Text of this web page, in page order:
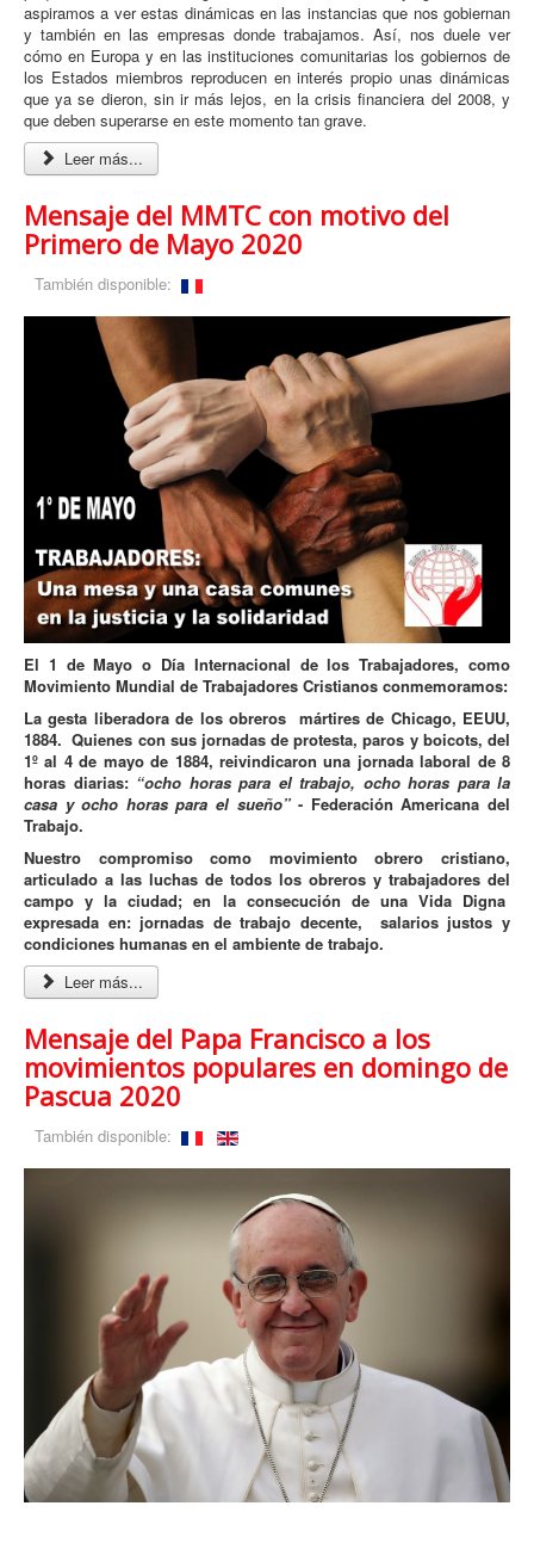
aspiramos a ver estas dinámicas en las instancias que nos gobiernan
y también en las empresas donde trabajamos. Así, nos duele ver
cómo en Europa y en las instituciones comunitarias los gobiernos de
los Estados miembros reproducen en interés propio unas dinámicas
que ya se dieron, sin ir más lejos, en la crisis financiera del 2008, y
que deben superarse en este momento tan grave.
Leer más...
Mensaje del MMTC con motivo del
Primero de Mayo 2020
También disponible:
El 1 de Mayo o Día Internacional de los Trabajadores, como
Movimiento Mundial de Trabajadores Cristianos conmemoramos:
La gesta liberadora de los obreros mártires de Chicago, EEUU,
1884. Quienes con sus jornadas de protesta, paros y boicots, del
1º al 4 de mayo de 1884, reivindicaron una jornada laboral de 8
horas diarias: “ocho horas para el trabajo, ocho horas para la
casa y ocho horas para el sueño”- Federación Americana del
Trabajo.
Nuestro compromiso como movimiento obrero cristiano,
articulado a las luchas de todos los obreros y trabajadores del
campo y la ciudad; en la consecución de una Vida Digna
expresada en: jornadas de trabajo decente, salarios justos y
condiciones humanas en el ambiente de trabajo.
Leer más...
Mensaje del Papa Francisco a los
movimientos populares en domingo de
Pascua 2020
También disponible: